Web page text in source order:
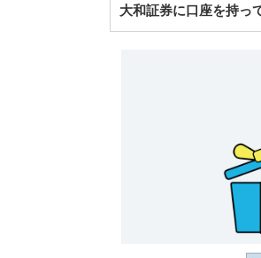
大和証券に口座を持っ